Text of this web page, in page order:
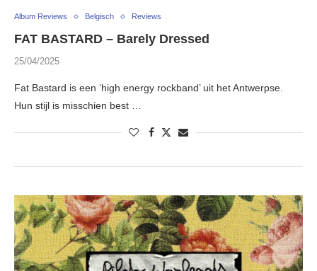
Album Reviews Belgisch Reviews
FAT BASTARD – Barely Dressed
25/04/2025
Fat Bastard is een ‘high energy rockband’ uit het Antwerpse.
Hun stijl is misschien best …